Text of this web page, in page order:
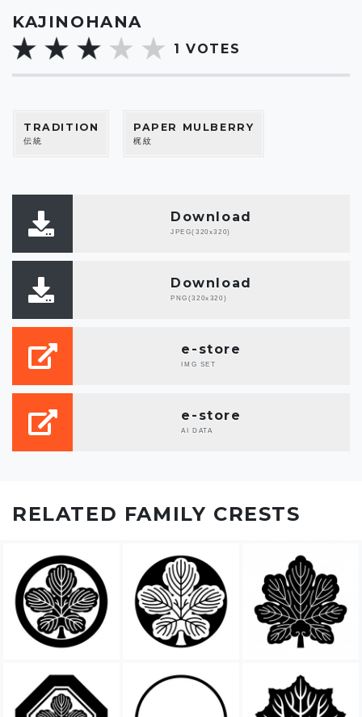
KAJINOHANA
1 VOTES
TRADITION
伝統
PAPER MULBERRY
梶紋
Download
JPEG(320x320)
Download
PNG(320x320)
e-store
IMG SET
e-store
AI DATA
RELATED FAMILY CRESTS